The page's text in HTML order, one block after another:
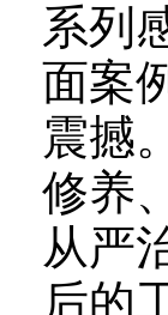
系列
面案
震撼
修养
从严
后的